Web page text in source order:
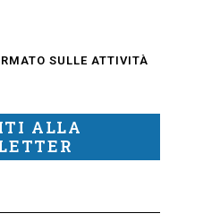
SULLE ATTIVITÀ
ALLA